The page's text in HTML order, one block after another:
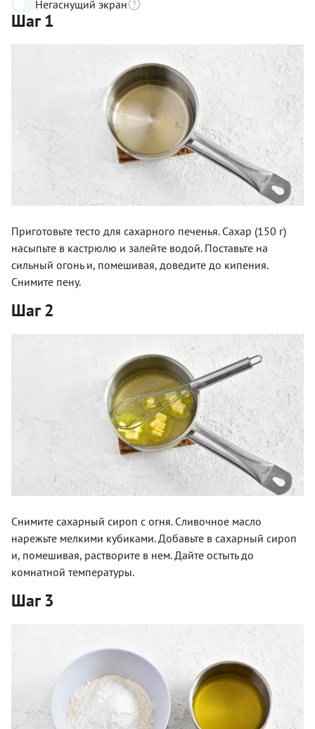
Негаснущий экран
Шаг 1
Приготовьте тесто для сахарного печенья. Сахар (150 г)
насыпьте в кастрюлю и залейте водой. Поставьте на
сильный огонь и, помешивая, доведите до кипения.
Снимите пену.
Шаг 2
Снимите сахарный сироп с огня. Сливочное масло
нарежьте мелкими кубиками. Добавьте в сахарный сироп
и, помешивая, растворите в нем. Дайте остыть до
комнатной температуры.
Шаг 3